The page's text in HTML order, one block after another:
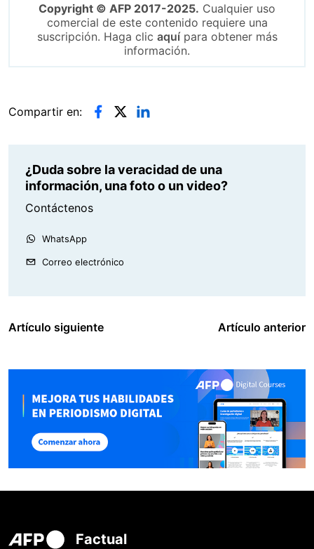
Copyright © AFP 2017-2025. Cualquier uso
comercial de este contenido requiere una
suscripción. Haga clic aquípara obtener más
información.
Compartir en:
¿Duda sobre la veracidad de una
información, una foto o un video?
Contáctenos
WhatsApp
Correo electrónico
Artículo siguiente Artículo anterior
Factual